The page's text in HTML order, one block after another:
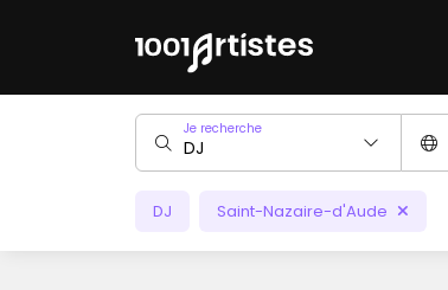
Je recherche
DJ Saint-Nazaire-d'Aude